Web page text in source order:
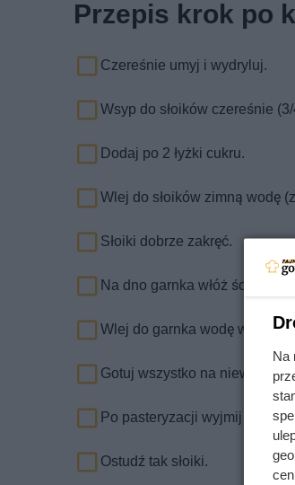
Przepis krok po
Czereśnie umyj i wydryluj.
Wsyp do słoików czereśnie
Dodaj po 2 łyżki cukru.
Wlej do słoików zimną wodę
Słoiki dobrze zakręć.
Na dno garnka włóż ścierkę i
Wlej do garnka wodę w 3/4
Gotuj wszystko na niewielkiej
Po pasteryzacji wyjmij od
Ostudź tak słoiki.
Na